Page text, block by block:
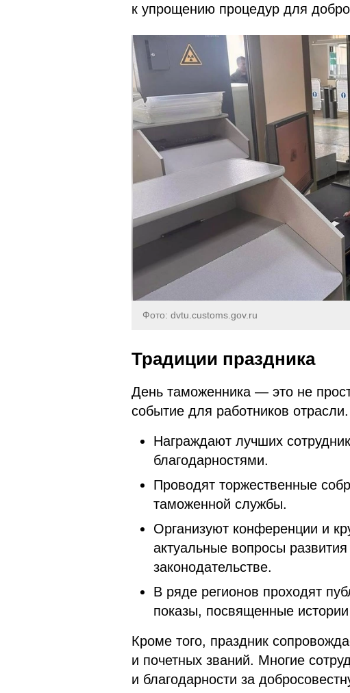
к упрощению процедур для
Фото: dvtu.customs.gov.ru
Традиции праздника
День таможенника — это не
событие для работников
Награждают лучших
благодарностями.
Проводят торжественные
таможенной службы.
Организуют конференции и
актуальные вопросы
законодательстве.
В ряде регионов проходят
показы, посвященные
Кроме того, праздник
и почетных званий. Многие
и благодарности за